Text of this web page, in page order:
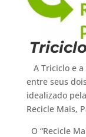
A Triciclo e
entre seus
idealizado
Recicle Mais,
O “Recicle